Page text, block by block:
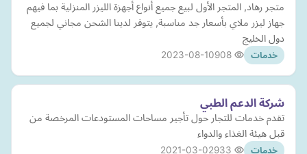
متجر رهاد, المتجر الأول لبيع جميع أنواع أجهزة الليزر المنزلية بما فيهم
جهاز ليزر ملاي بأسعار جد مناسبة, يتوفر لدينا الشحن مجاني لجميع
دول الخليج
خدمات 2023-08-10
شركة الدعم الطبي
تقدم خدمات للتجار حول تأجير مساحات المستودعات المرخصة من
قبل هيئة الغذاء والدواء
خدمات 2021-03-02